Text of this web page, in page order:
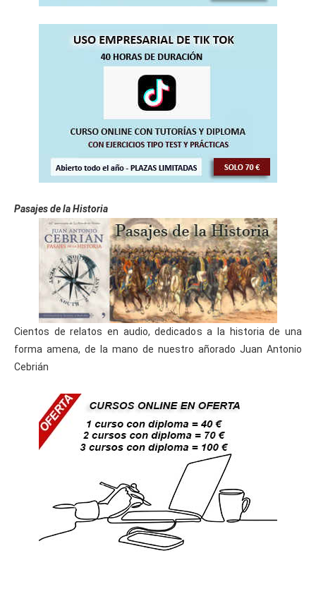
Pasajes de la Historia
Cientos de relatos en audio, dedicados a la historia de una
forma amena, de la mano de nuestro añorado Juan Antonio
Cebrián